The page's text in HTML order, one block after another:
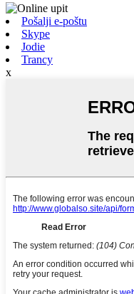
Pošalji e-poštu
Skype
Jodie
Trancy
x